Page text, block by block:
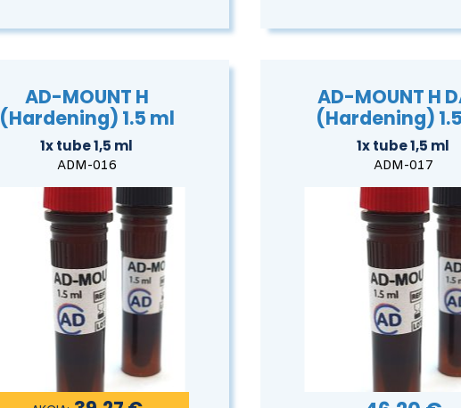
AD-MOUNT H
(Hardening) 1.5 ml
1x tube 1,5 ml
ADM-016
AD-MOUNT H
(Hardening)
1x tube 1,5 ml
ADM-017